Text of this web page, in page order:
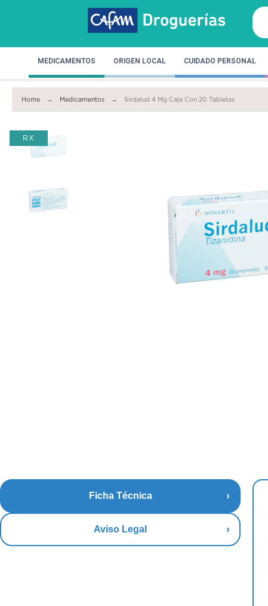
MEDICAMENTOS ORIGEN LOCAL CUIDADO PERSONAL
Home Medicamentos Sirdalud 4 Mg Caja Con 20 Tabletas
RX
Ficha Técnica
Aviso Legal